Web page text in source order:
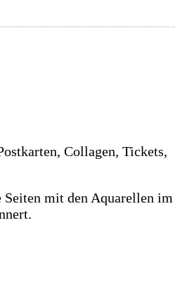
Collagen, Tickets,
mit den Aquarellen im